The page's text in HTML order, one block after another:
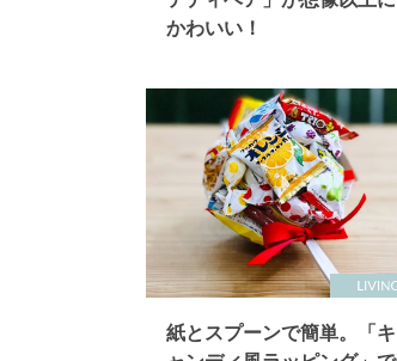
かわいい！
紙とスプーンで簡単。「キ